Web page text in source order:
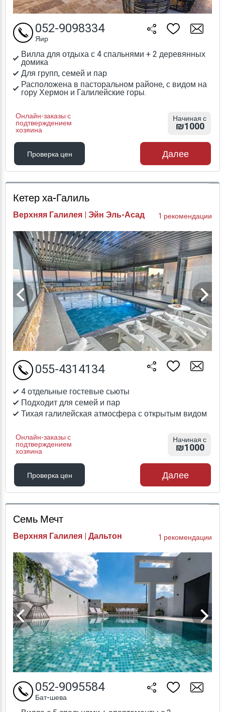
Вилла для отдыха с 4 спальнями + 2 деревянных
домика
Для групп, семей и пар
Расположена в пасторальном районе, с видом на
гору Хермон и Галилейские горы.
Онлайн-заказы с
подтверждением
хозяина
052-9098334
Яир
Начиная с
₪1000
Проверка цен
Проверка цен
Далее
Кетер ха-Галиль
Верхняя Галилея | Эйн Эль-Асад 1 рекомендации
4 отдельные гостевые сьюты
Подходит для семей и пар
Тихая галилейская атмосфера с открытым видом
Онлайн-заказы с
подтверждением
хозяина
055-4314134
Начиная с
₪1000
Проверка цен
Проверка цен
Далее
Семь Мечт
Верхняя Галилея | Дальтон 1 рекомендации
052-9095584
Бат-шева